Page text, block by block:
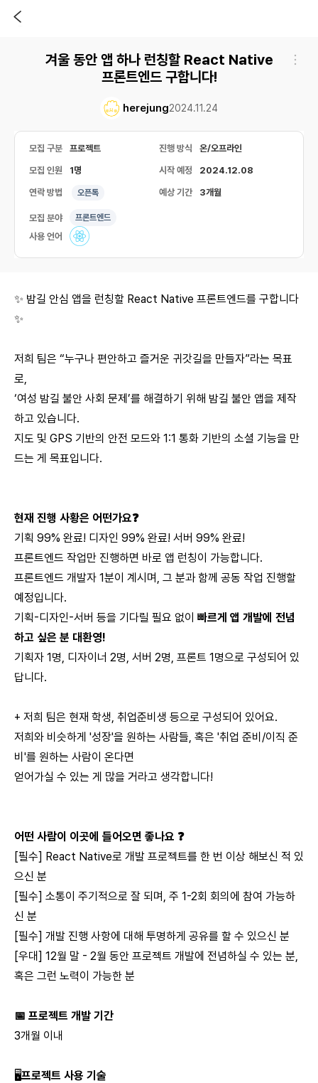
겨울 동안 앱 하나 런칭할 React Native
프론트엔드 구합니다!
herejung2024.11.24
모집 구분 프로젝트 진행 방식 온/오프라인
모집 인원 1명 시작 예정 2024.12.08
연락 방법 오픈톡 예상 기간 3개월
모집 분야 프론트엔드
사용 언어
✨ 밤길 안심 앱을 런칭할 React Native 프론트엔드를 구합니다
✨
저희 팀은 “누구나 편안하고 즐거운 귀갓길을 만들자”라는 목표
로,
‘여성 밤길 불안 사회 문제’를 해결하기 위해 밤길 불안 앱을 제작
하고 있습니다.
지도 및 GPS 기반의 안전 모드와 1:1 통화 기반의 소셜 기능을 만
드는 게 목표입니다.
현재 진행 사황은 어떤가요❓
기획 99% 완료! 디자인 99% 완료! 서버 99% 완료!
프론트엔드 작업만 진행하면 바로 앱 런칭이 가능합니다.
프론트엔드 개발자 1분이 계시며, 그 분과 함께 공동 작업 진행할
예정입니다.
기획-디자인-서버 등을 기다릴 필요 없이 빠르게 앱 개발에 전념
하고 싶은 분 대환영!
기획자 1명, 디자이너 2명, 서버 2명, 프론트 1명으로 구성되어 있
답니다.
+ 저희 팀은 현재 학생, 취업준비생 등으로 구성되어 있어요.
저희와 비슷하게 '성장'을 원하는 사람들, 혹은 '취업 준비/이직 준
비'를 원하는 사람이 온다면
얻어가실 수 있는 게 많을 거라고 생각합니다!
어떤 사람이 이곳에 들어오면 좋나요 ❓
[필수] React Native로 개발 프로젝트를 한 번 이상 해보신 적 있
으신 분
[필수] 소통이 주기적으로 잘 되며, 주 1-2회 회의에 참여 가능하
신 분
[필수] 개발 진행 사항에 대해 투명하게 공유를 할 수 있으신 분
[우대] 12월 말 - 2월 동안 프로젝트 개발에 전념하실 수 있는 분,
혹은 그런 노력이 가능한 분
📅 프로젝트 개발 기간
3개월 이내
🖥️프로젝트 사용 기술